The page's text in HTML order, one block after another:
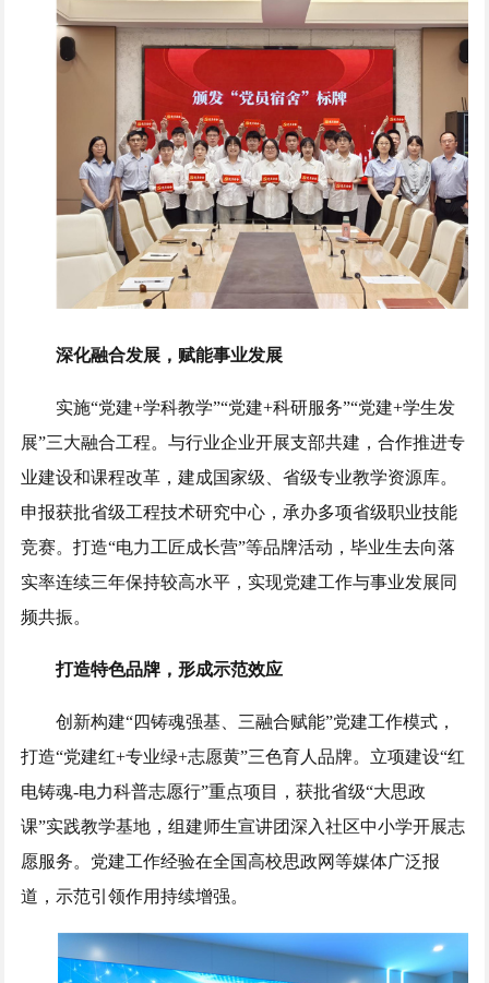
深化融合发展，赋能事业发展
实施“党建+学科教学”“党建+科研服务”“党建+学生发
展”三大融合工程。与行业企业开展支部共建，合作推进专
业建设和课程改革，建成国家级、省级专业教学资源库。
申报获批省级工程技术研究中心，承办多项省级职业技能
竞赛。打造“电力工匠成长营”等品牌活动，毕业生去向落
实率连续三年保持较高水平，实现党建工作与事业发展同
频共振。
打造特色品牌，形成示范效应
创新构建“四铸魂强基、三融合赋能”党建工作模式，
打造“党建红+专业绿+志愿黄”三色育人品牌。立项建设“红
电铸魂-电力科普志愿行”重点项目，获批省级“大思政
课”实践教学基地，组建师生宣讲团深入社区中小学开展志
愿服务。党建工作经验在全国高校思政网等媒体广泛报
道，示范引领作用持续增强。